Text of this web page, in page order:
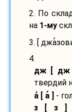
2. По
на 1-му
3. [ джа
4.
дж [ дж ]
твердий
а [ а -
з [ з ]